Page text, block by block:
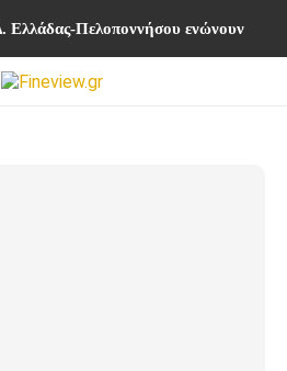
Ελλάδας-Πελοποννήσου ενώνουν